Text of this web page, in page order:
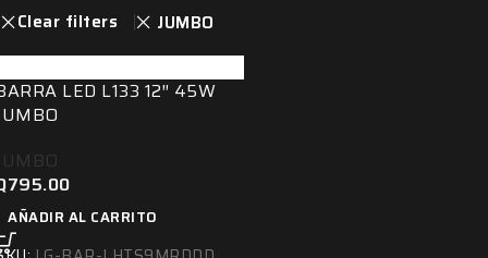
Clear filters JUMBO
LED L133 12″ 45W
795.00
AÑADIR AL CARRITO